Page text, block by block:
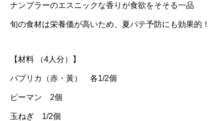
ナンプラーのエスニックな香りが食欲をそそる一品
旬の食材は栄養価が高いため、夏バテ予防にも効果的！
【材料 （4人分）】
パプリカ（赤・黃） 各1/2個
ピーマン 2個
玉ねぎ 1/2個